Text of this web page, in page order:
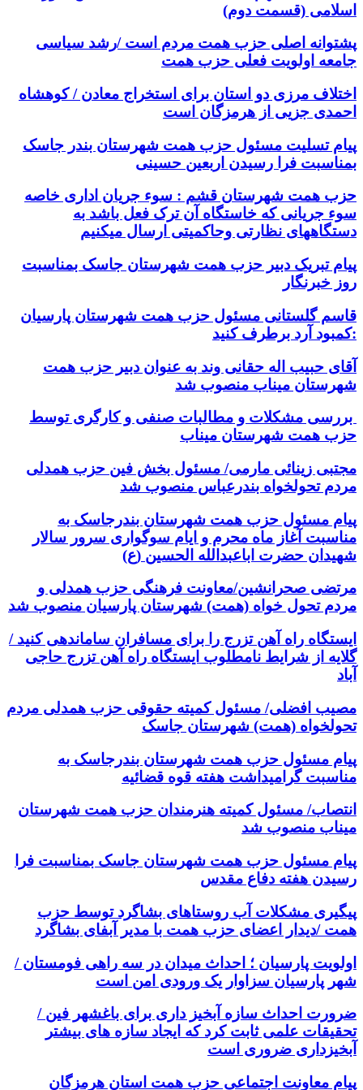
اسلامی (قسمت دوم)
پشتوانه اصلی حزب همت مردم است /رشد سیاسی
جامعه اولویت فعلی حزب همت
اختلاف مرزی دو استان برای استخراج معادن / کوهشاه
احمدی جزیی از هرمزگان است
پیام تسلیت مسئول حزب همت شهرستان بندر جاسک
بمناسبت فرا رسیدن اربعین حسینی
حزب همت شهرستان قشم : سوء جریان اداری خاصه
سوء جریانی که خاستگاه آن ترک فعل باشد به
دستگاههای نظارتی وحاکمیتی ارسال میکنیم
پیام تبریک دبیر حزب همت شهرستان جاسک بمناسبت
روز خبرنگار
قاسم گلستانی مسئول حزب همت شهرستان پارسیان
:کمبود آرد برطرف کنید
آقای حبیب اله حقانی وند به عنوان دبیر حزب همت
شهرستان میناب منصوب شد
بررسی مشکلات و مطالبات صنفی و کارگری توسط
حزب همت شهرستان میناب
مجتبی زینائی مارمی/ مسئول بخش فین حزب همدلی
مردم تحولخواه بندرعباس منصوب شد
پیام مسئول حزب همت شهرستان بندرجاسک به
مناسبت آغاز ماه محرم و ایام سوگواری سرور سالار
شهیدان حضرت اباعبدالله الحسین (ع)
مرتضی صحرانشین/معاونت فرهنگی حزب همدلی و
مردم تحول خواه (همت) شهرستان پارسیان منصوب شد
ایستگاه راه آهن تزرج را برای مسافران ساماندهی کنید /
گلایه از شرایط نامطلوب ایستگاه راه آهن تزرج حاجی
آباد
مصیب افضلی/ مسئول کمیته حقوقی حزب همدلی مردم
تحولخواه (همت) شهرستان جاسک
پیام مسئول حزب همت شهرستان بندرجاسک به
مناسبت گرامیداشت هفته قوه قضائیه
انتصاب/ مسئول کمیته هنرمندان حزب همت شهرستان
میناب منصوب شد
پیام مسئول حزب همت شهرستان جاسک بمناسبت فرا
رسیدن هفته دفاع مقدس
پیگیری مشکلات آب روستاهای بشاگرد توسط حزب
همت /دیدار اعضای حزب همت با مدیر آبفای بشاگرد
اولویت پارسیان ؛ احداث میدان در سه راهی فومستان /
شهر پارسیان سزاوار یک ورودی امن است
ضرورت احداث سازه آبخیز داری برای باغشهر فین /
تحقیقات علمی ثابت کرد که ایجاد سازه های بیشتر
آبخیزداری ضروری است
پیام معاونت اجتماعی حزب همت استان هرمزگان